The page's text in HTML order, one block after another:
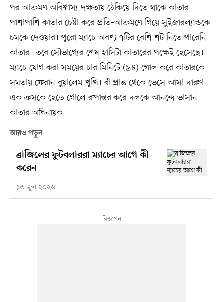
পর আক্রমণ অবিশ্বাস্য দক্ষতায় ঠেকিয়ে দিতে থাকে কাতার।
পাশাপাশি কাতার চেষ্টা করে প্রতি–আক্রমণে গিয়ে সুইজারল্যান্ডকে
চমকে দেওয়ার। পুরো ম্যাচে অবশ্য ৭টির বেশি শট নিতে পারেনি
কাতার। তবে সৌভাগ্যের শেষ হাসিটা কাতারের পক্ষেই হেসেছে।
ম্যাচে যোগ করা সময়ের চার মিনিটে (৯৪) গোল করে কাতারকে
সমতায় ফেরান বুয়ালেম খুখি। বাঁ প্রান্ত থেকে ভেসে আসা দারুণ
এক ক্রসকে হেডে গোলে রূপান্তর করে দলকে আনন্দে ভাসান
কাতার অধিনায়ক।
আরও পড়ুন
ব্রাজিলের ফুটবলাররা ম্যাচের আগে কী
করেন
১৩ জুন ২০২৬